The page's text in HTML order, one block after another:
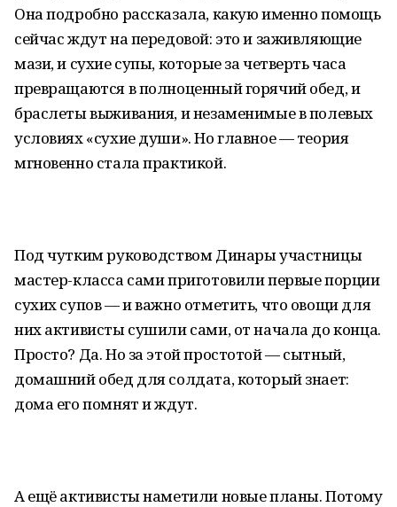
Она подробно рассказала, какую именно помощь
сейчас ждут на передовой: это и заживляющие
мази, и сухие супы, которые за четверть часа
превращаются в полноценный горячий обед, и
браслеты выживания, и незаменимые в полевых
условиях «сухие души». Но главное — теория
мгновенно стала практикой.
Под чутким руководством Динары участницы
мастер-класса сами приготовили первые порции
сухих супов — и важно отметить, что овощи для
них активисты сушили сами, от начала до конца.
Просто? Да. Но за этой простотой — сытный,
домашний обед для солдата, который знает:
дома его помнят и ждут.
А ещё активисты наметили новые планы. Потому